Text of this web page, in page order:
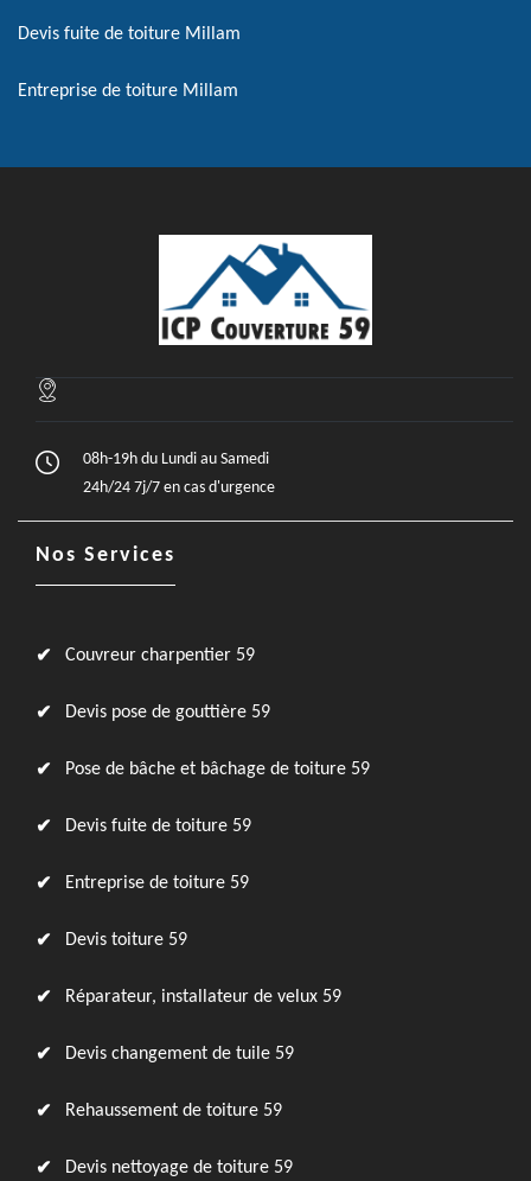
Devis fuite de toiture Millam
Entreprise de toiture Millam
08h-19h du Lundi au Samedi
24h/24 7j/7 en cas d'urgence
Nos Services
Couvreur charpentier 59
Devis pose de gouttière 59
Pose de bâche et bâchage de toiture 59
Devis fuite de toiture 59
Entreprise de toiture 59
Devis toiture 59
Réparateur, installateur de velux 59
Devis changement de tuile 59
Rehaussement de toiture 59
Devis nettoyage de toiture 59